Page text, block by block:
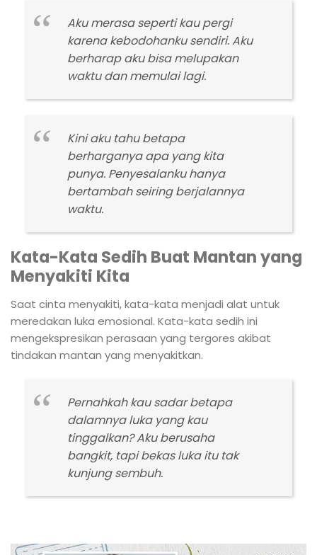
Aku merasa seperti kau pergi
karena kebodohanku sendiri. Aku
berharap aku bisa melupakan
waktu dan memulai lagi.
Kini aku tahu betapa
berharganya apa yang kita
punya. Penyesalanku hanya
bertambah seiring berjalannya
waktu.
Kata-Kata Sedih Buat Mantan yang
Menyakiti Kita
Saat cinta menyakiti, kata-kata menjadi alat untuk
meredakan luka emosional. Kata-kata sedih ini
mengekspresikan perasaan yang tergores akibat
tindakan mantan yang menyakitkan.
Pernahkah kau sadar betapa
dalamnya luka yang kau
tinggalkan? Aku berusaha
bangkit, tapi bekas luka itu tak
kunjung sembuh.